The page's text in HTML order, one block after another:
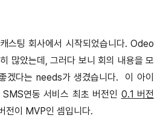
스팅 회사에서 시작되었습니다. Odeo
많았는데, 그러다 보니 회의 내용을 모
겠다는 needs가 생겼습니다. 이 아이
연동 서비스 최초 버전인 0.1 버전
전이 MVP인 셈입니다.